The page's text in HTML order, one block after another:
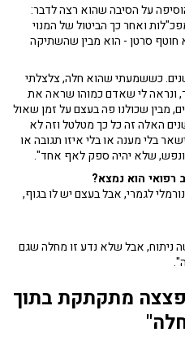
על הסיבה שהוא רצה לדבר:
ואחר כך הביטול של המנוי
חוטף סרטן - הוא מבין שהשתיקה
כששמעתי שהוא חלה, צלצלתי
ונראה לי שאדם כמוהו שראה את
מבין שכולנו פה בעצם על זמן שאול
האלה זה כל כך מטלטל וזה לא
בלי מענה או בלי איזו תגובה או
ונפש, שלא יהיה ספק לאף אחד".
רפואי הוא נמצא?
לגמרי, אבל בעצם יש לו בגוף,
ניתוח, אבל שלא נדע זו מחלה שגם
מתקתקת בתוך